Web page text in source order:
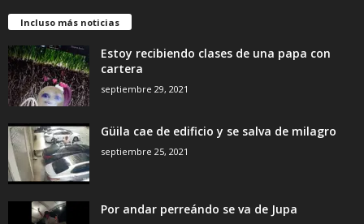
Incluso más noticias
Estoy recibiendo clases de una papa con
cartera
septiembre 29, 2021
Güila cae de edificio y se salva de milagro
septiembre 25, 2021
Por andar perreándo se va de Jupa